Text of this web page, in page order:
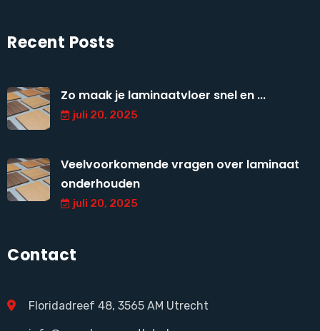
Recent Posts
Zo maak je laminaatvloer snel en ...
juli 20, 2025
Veelvoorkomende vragen over laminaat
onderhouden
juli 20, 2025
Contact
Floridadreef 48, 3565 AM Utrecht